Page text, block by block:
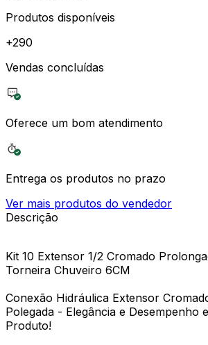
Produtos disponíveis
+290
Vendas concluídas
Oferece um bom atendimento
Entrega os produtos no prazo
Ver mais produtos do vendedor
Descrição
Kit 10 Extensor 1/2 Cromado
Torneira Chuveiro 6CM
Conexão Hidráulica Extensor
Polegada - Elegância e Desempenho
Produto!